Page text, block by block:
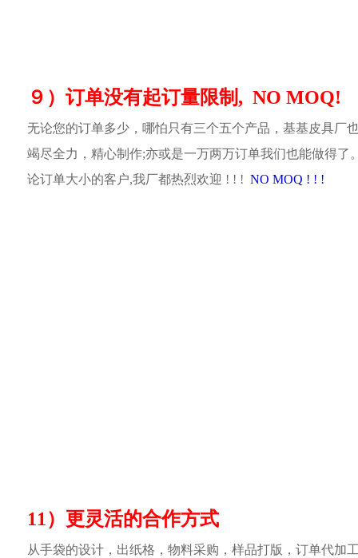
９）订单没有起订量限制, NO MOQ!
无论您的订单多少，哪怕只有三个五个产品，基基皮具厂
竭尽全力，精心制作;亦或是一万两万订单我们也能做得了
论订单大小的客户,我厂都热烈欢迎 ! ! ! NO MOQ ! ! !
11）更灵活的合作方式
从手袋的设计，出纸格，物料采购，样品打版，订单代加